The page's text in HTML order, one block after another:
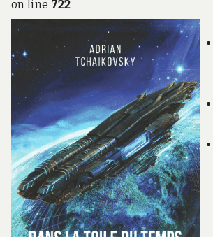
on line 722